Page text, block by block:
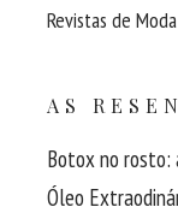
Revistas de
AS
Botox no rosto:
Óleo